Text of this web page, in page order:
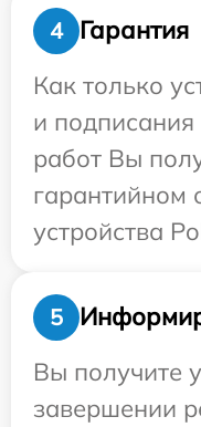
4
Гарантия
Как только
и
работ Вы
гарантийном
устройства
5
Вы получите
завершении